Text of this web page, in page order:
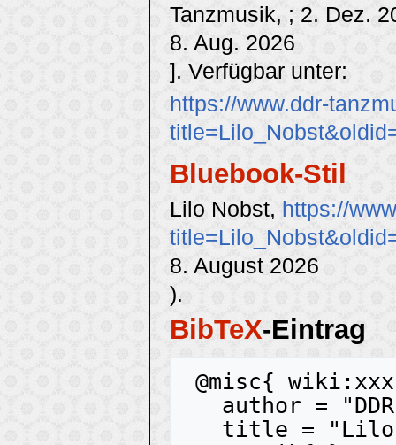
Tanzmusik, ; 2. Dez.
8. Aug. 2026
]. Verfügbar unter:
https://www.ddr-
Bluebook-Stil
Lilo Nobst, https://
8. August 2026
).
BibTeX-Eintrag